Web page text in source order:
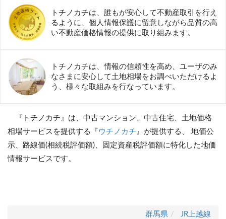
トチノカチは、誰もが安心して不動産取引を行え
るように、個人情報保護に留意しながら品質の高
い不動産価格情報の提供に取り組みます。
トチノカチは、情報の信頼性を高め、ユーザのみ
なさまに安心して土地相場をお調べいただけるよ
う、様々な取組みを行なっています。
『トチノカチ』は、中古マンション、中古住宅、土地価格
相場サービスを提供する『 ウチノカチ 』が提供する、 地価公
示、路線価(相続税評価額)、固定資産税評価額に特化した地価
情報サービスです。
群馬県 JR上越線